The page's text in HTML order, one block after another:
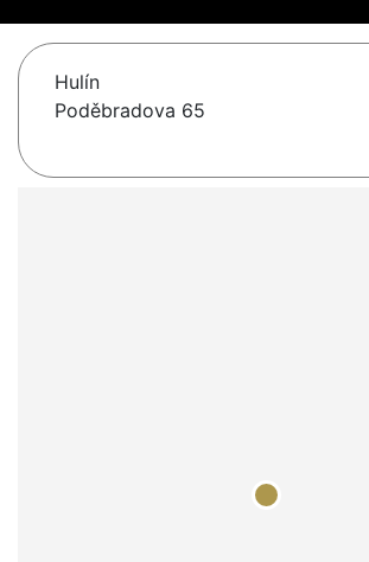
Hulín
Poděbradova 65